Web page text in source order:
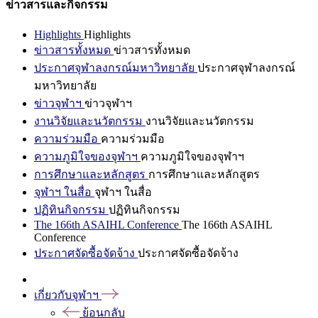
ข่าวสารและกิจกรรม
Highlights Highlights
ข่าวสารทั้งหมด ข่าวสารทั้งหมด
ประกาศจุฬาลงกรณ์มหาวิทยาลัย ประกาศจุฬาลงกรณ์
มหาวิทยาลัย
ข่าวจุฬาฯ ข่าวจุฬาฯ
งานวิจัยและนวัตกรรม งานวิจัยและนวัตกรรม
ความร่วมมือ ความร่วมมือ
ความภูมิใจของจุฬาฯ ความภูมิใจของจุฬาฯ
การศึกษาและหลักสูตร การศึกษาและหลักสูตร
จุฬาฯ ในสื่อ จุฬาฯ ในสื่อ
ปฏิทินกิจกรรม ปฏิทินกิจกรรม
The 166th ASAIHL Conference The 166th ASAIHL
Conference
ประกาศจัดซื้อจัดจ้าง ประกาศจัดซื้อจัดจ้าง
เกี่ยวกับจุฬาฯ
ย้อนกลับ